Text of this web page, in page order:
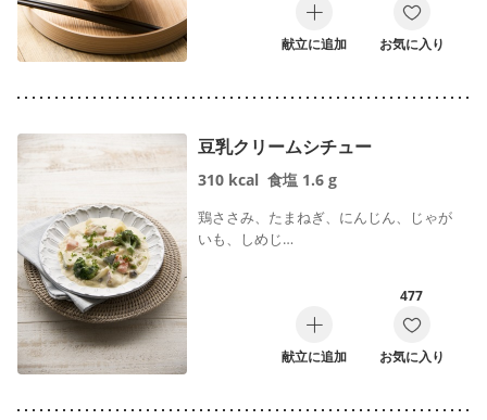
献立に追加 お気に入り
豆乳クリームシチュー
310 kcal 食塩 1.6 g
鶏ささみ、たまねぎ、にんじん、じゃが
いも、しめじ…
献立に追加
477
お気に入り